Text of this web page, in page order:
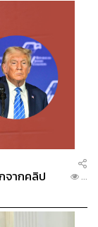
จากคลิป
...